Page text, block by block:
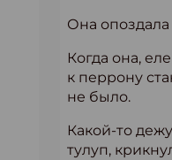
Она
Когда она,
к перрону
не было.
Какой-то
тулуп,